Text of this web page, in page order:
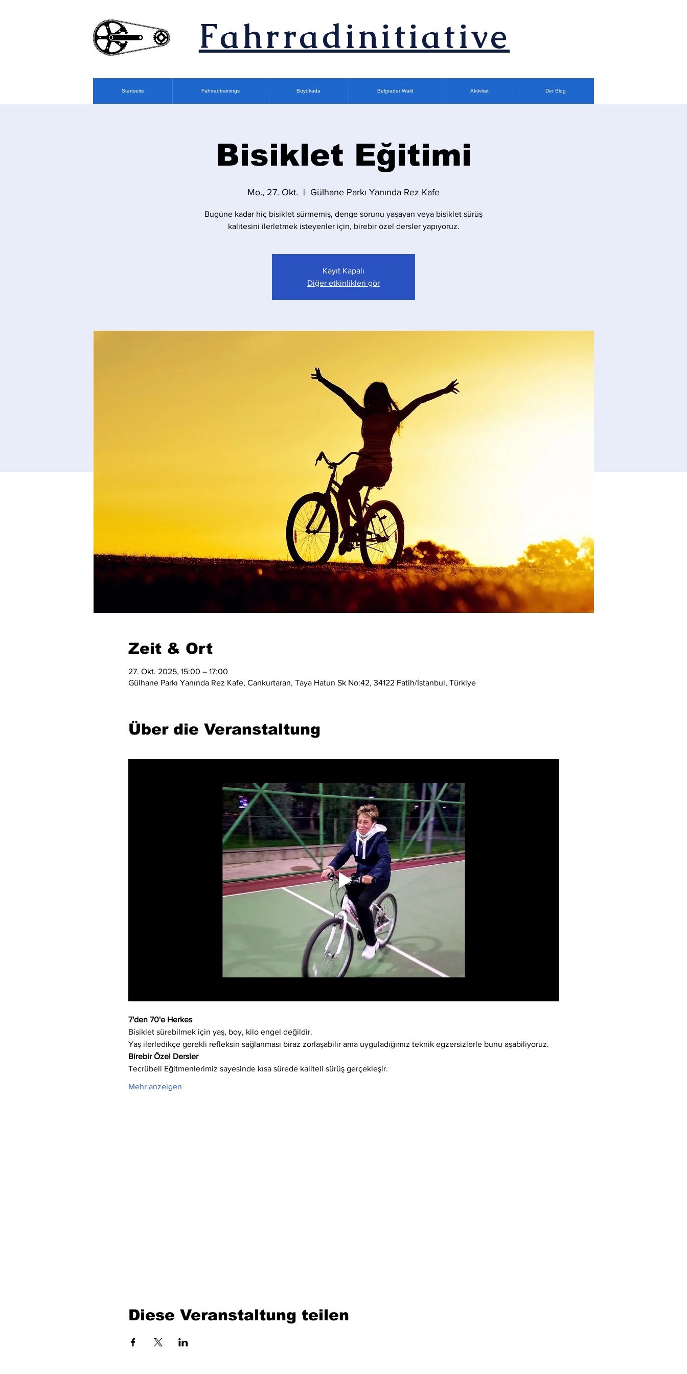
Fahrradinitiative
Startseite Fahrradtrainings Büyükada Belgrader Wald Aktivität Der Blog
Bisiklet Eğitimi
Mo., 27. Okt.
  |
Gülhane Parkı Yanında Rez Kafe
Bugüne kadar hiç bisiklet sürmemiş, denge sorunu yaşayan veya bisiklet sürüş
kalitesini ilerletmek isteyenler için, birebir özel dersler yapıyoruz.
Kayıt Kapalı
Diğer etkinlikleri gör
Zeit & Ort
27. Okt. 2025, 15:00 – 17:00
Gülhane Parkı Yanında Rez Kafe, Cankurtaran, Taya Hatun Sk No:42, 34122 Fatih/İstanbul, Türkiye
Über die Veranstaltung
7'den 70'e Herkes
Bisiklet sürebilmek için yaş, boy, kilo engel değildir.
Yaş ilerledikçe gerekli refleksin sağlanması biraz zorlaşabilir ama uyguladığımız teknik egzersizlerle bunu aşabiliyoruz.
Birebir Özel Dersler
Tecrübeli Eğitmenlerimiz sayesinde kısa sürede kaliteli sürüş gerçekleşir.
Mehr anzeigen
Diese Veranstaltung teilen